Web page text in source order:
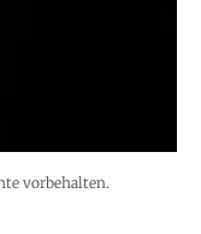
vorbehalten.